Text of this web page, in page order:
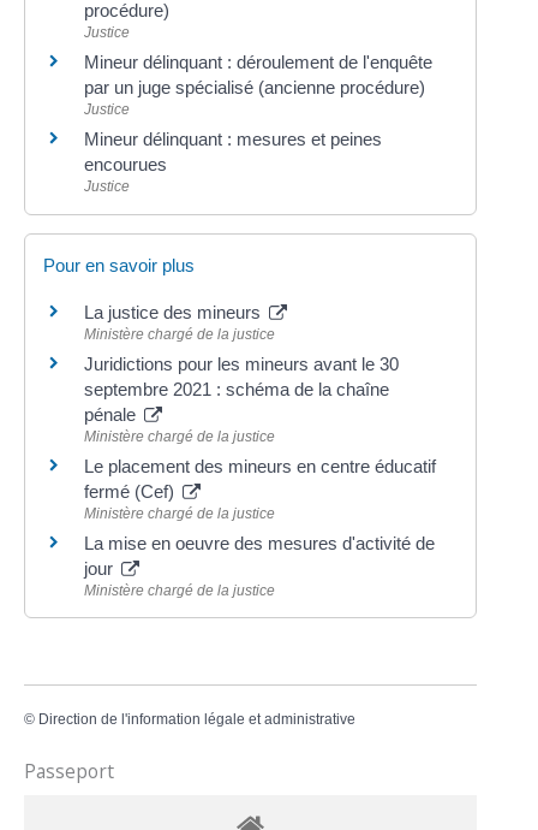
procédure)
Justice
Mineur délinquant : déroulement de l'enquête
par un juge spécialisé (ancienne procédure)
Justice
Mineur délinquant : mesures et peines
encourues
Justice
Pour en savoir plus
La justice des mineurs
Ministère chargé de la justice
Juridictions pour les mineurs avant le 30
septembre 2021 : schéma de la chaîne
pénale
Ministère chargé de la justice
Le placement des mineurs en centre éducatif
fermé (Cef)
Ministère chargé de la justice
La mise en oeuvre des mesures d'activité de
jour
Ministère chargé de la justice
© Direction de l'information légale et administrative
Passeport